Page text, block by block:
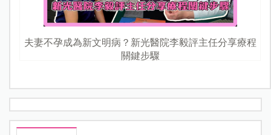
夫妻不孕成為新文明病？新光醫院李毅評主任分享療程
關鍵步驟